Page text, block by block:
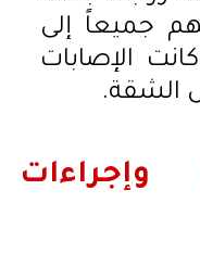
جميعاً إلى
الإصابات
الشقة.